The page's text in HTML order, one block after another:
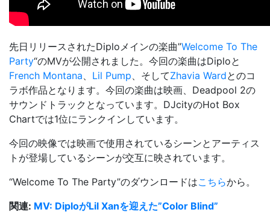
先日リリースされたDiploメインの楽曲”Welcome To The
Party“のMVが公開されました。今回の楽曲はDiploと
French Montana、 Lil Pump、そしてZhavia Wardとのコ
ラボ作品となります。今回の楽曲は映画、 Deadpool 2の
サウンドトラックとなっています。DJcityのHot Box
Chartでは1位にランクインしています。
今回の映像では映画で使用されているシーンとアーティス
トが登場しているシーンが交互に映されています。
“Welcome To The Party”のダウンロードはこちらから。
関連: MV: DiploがLil Xanを迎えた”Color Blind”